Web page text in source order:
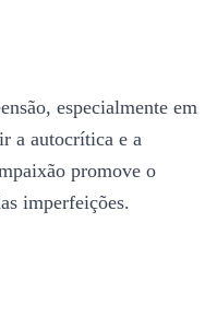
especialmente em
a autocrítica e a
promove o
imperfeições.